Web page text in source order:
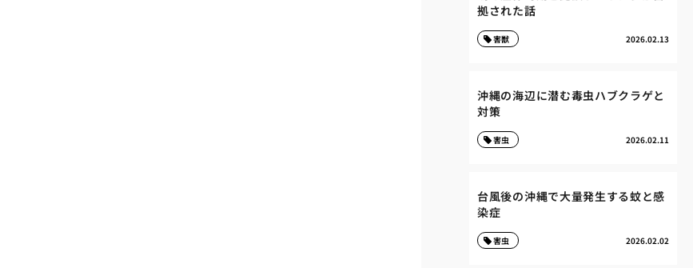
拠された話
2026.02.13
害獣
沖縄の海辺に潜む毒虫ハブクラゲと
対策
2026.02.11
害虫
台風後の沖縄で大量発生する蚊と感
染症
2026.02.02
害虫